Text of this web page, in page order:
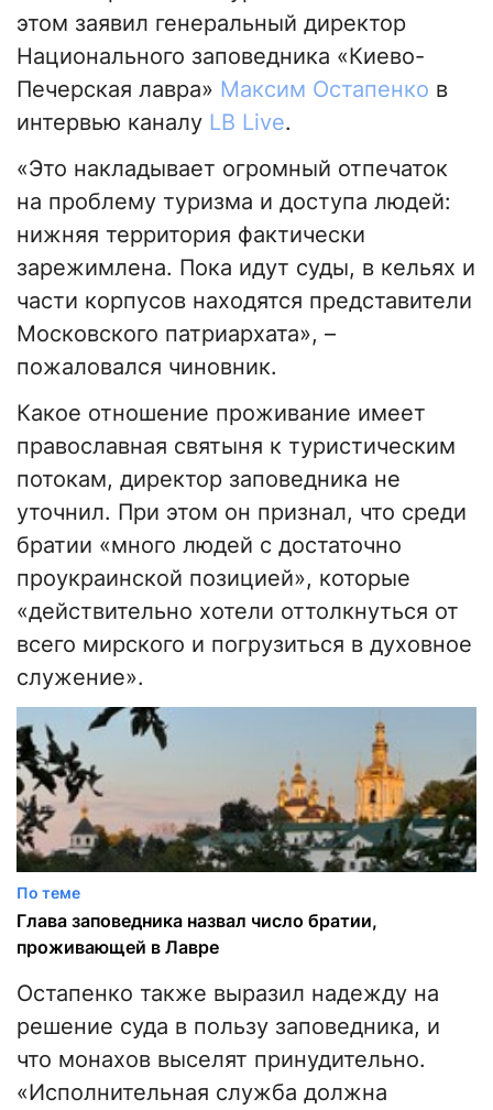
этом заявил генеральный директор
Национального заповедника «Киево-
Печерская лавра» Максим Остапенко в
интервью каналу LB Live.
«Это накладывает огромный отпечаток
на проблему туризма и доступа людей:
нижняя территория фактически
зарежимлена. Пока идут суды, в кельях и
части корпусов находятся представители
Московского патриархата», –
пожаловался чиновник.
Какое отношение проживание имеет
православная святыня к туристическим
потокам, директор заповедника не
уточнил. При этом он признал, что среди
братии «много людей с достаточно
проукраинской позицией», которые
«действительно хотели оттолкнуться от
всего мирского и погрузиться в духовное
служение».
По теме
Глава заповедника назвал число братии,
проживающей в Лавре
Остапенко также выразил надежду на
решение суда в пользу заповедника, и
что монахов выселят принудительно.
«Исполнительная служба должна